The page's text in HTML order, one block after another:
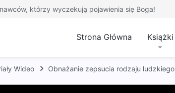
którzy wyczekują pojawienia się Boga!
Strona Główna Książki
Wideo Obnażanie zepsucia rodzaju ludzkiego